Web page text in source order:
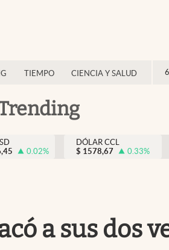
TIEMPO CIENCIA Y SALUD
0.02%
DÓLAR CCL
$ 1578,67 0.33%
a sus dos